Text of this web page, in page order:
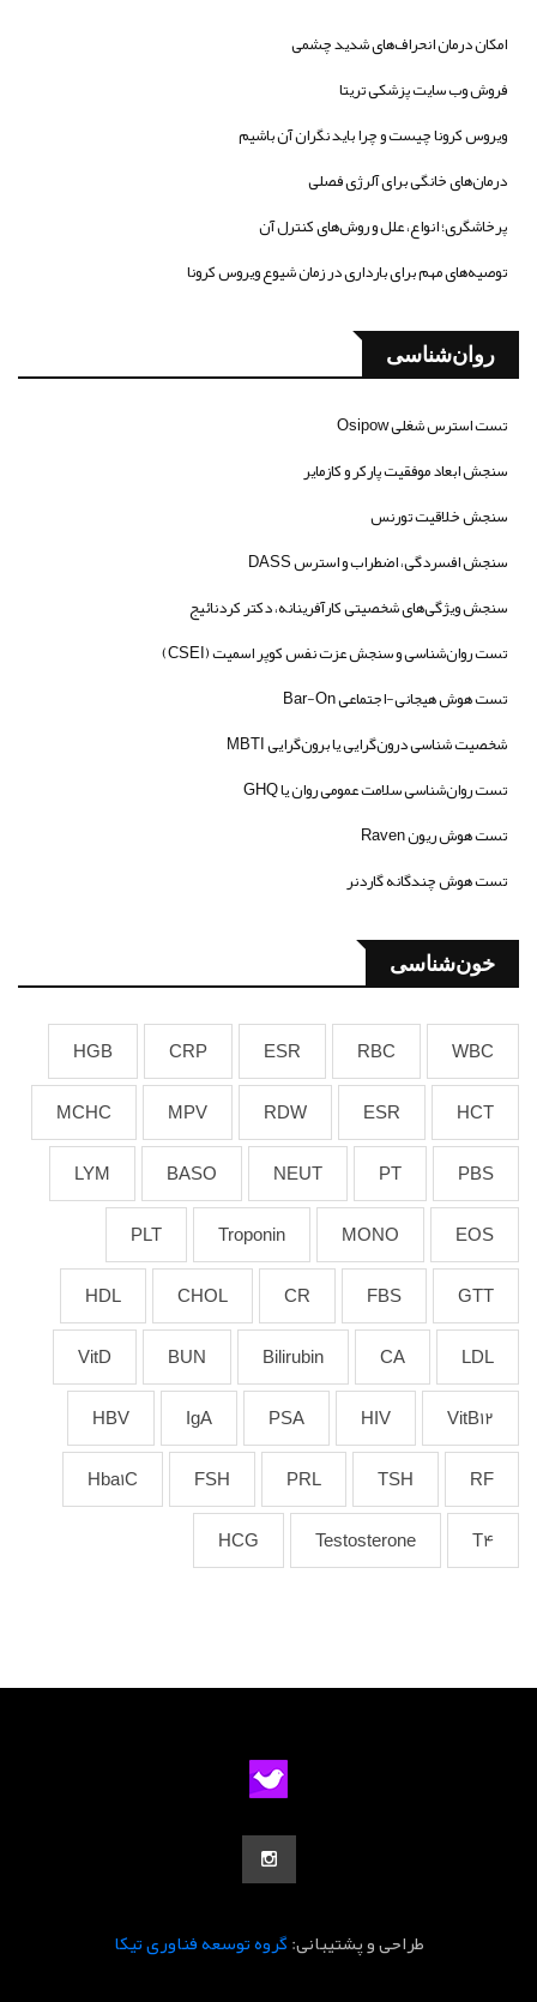
امکان درمان انحراف‌های شدید چشمی
فروش وب سایت پزشکی تریتا
ویروس کرونا چیست و چرا باید نگران آن باشیم
درمان‌های خانگی برای آلرژی فصلی
پرخاشگری؛ انواع، علل و روش‌های کنترل آن
توصیه‌های مهم برای بارداری در زمان شیوع ویروس کرونا
روان‌شناسی
تست استرس شغلی Osipow
سنجش ابعاد موفقیت پارکر و کازمایر
سنجش خلاقیت تورنس
سنجش افسردگی، اضطراب و استرس DASS
سنجش ویژگی‌های شخصیتی کارآفرینانه، دکتر کردنائیج
تست روان‌شناسی و سنجش عزت نفس کوپر اسمیت (CSEI)
تست هوش هیجانی-اجتماعی Bar-On
شخصیت شناسی درون‌گرایی یا برون‌گرایی MBTI
تست روان‌شناسی سلامت عمومی روان یا GHQ
تست هوش ریون Raven
تست هوش چندگانه گاردنر
خون‌شناسی
WBC
RBC
ESR
CRP
HGB
HCT
ESR
RDW
MPV
MCHC
PBS
PT
NEUT
BASO
LYM
EOS
MONO
Troponin
PLT
GTT
FBS
CR
CHOL
HDL
LDL
CA
Bilirubin
BUN
VitD
VitB12
HIV
PSA
IgA
HBV
RF
TSH
PRL
FSH
Hba1C
T4
Testosterone
HCG
طراحی و پشتیبانی:گروه توسعه فناوری تیکا